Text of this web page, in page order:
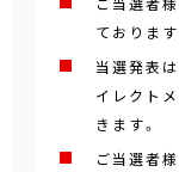
ております
当選発表
イレクト
きます。
ご当選者